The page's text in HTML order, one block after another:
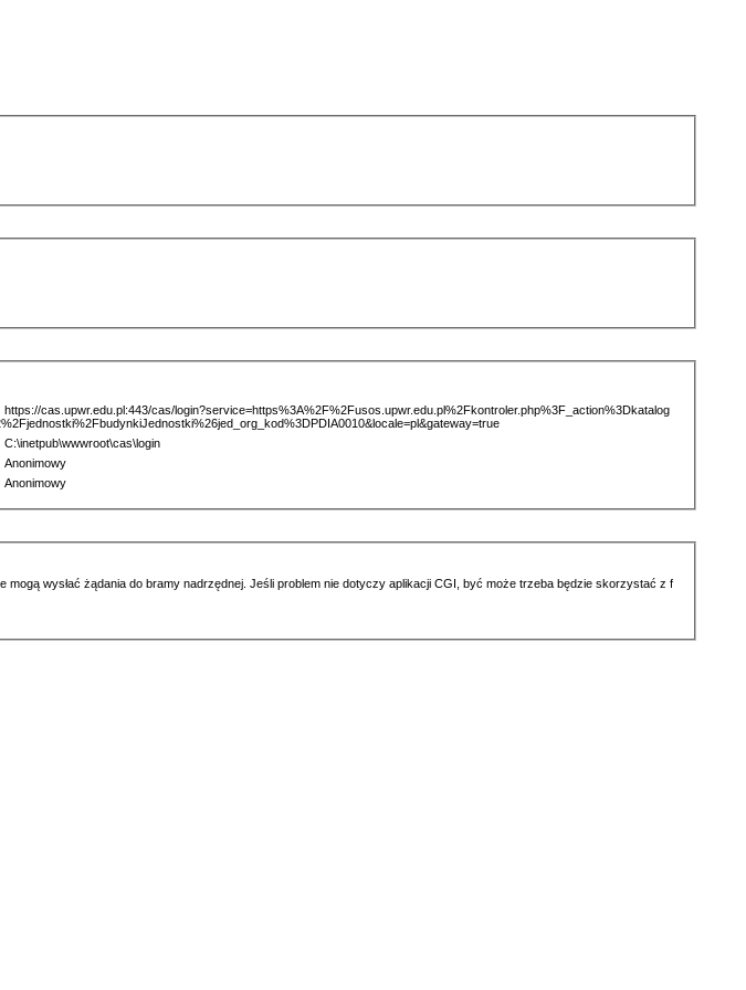
https://cas.upwr.edu.pl:443/cas/login?service=https%3A%2F%2Fusos.upwr.edu.pl%2Fkontroler.php%3F_action%3Dkatalog
C:\inetpub\wwwroot\cas\login
Anonimowy
Anonimowy
wysłać żądania do bramy nadrzędnej. Jeśli problem nie dotyczy aplikacji CGI, być może trzeba będzie skorzystać z f